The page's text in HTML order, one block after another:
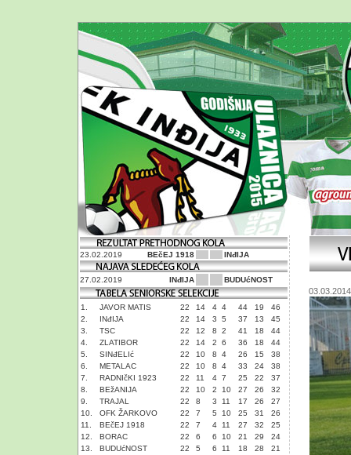
23.02.2019 BEčEJ 1918 INđIJA
27.02.2019 INđIJA BUDUćNOST
1. JAVOR MATIS 22 14 4 4 44 19
46
2.
INđIJA 22 14 3 5 37 13
45
3.
TSC 22 12 8 2 41 18
44
4.
ZLATIBOR 22 14 2 6 36 18
44
5.
SINđELIć 22 10 8 4 26 15
38
6.
METALAC 22 10 8 4 33 24
38
7.
RADNIčKI 1923 22 11 4 7 25 22
37
8.
BEžANIJA 22 10 2 10 27 26
32
9.
TRAJAL 22 8 3 11 17 26
27
10.
OFK ŽARKOVO 22 7 5 10 25 31
26
11.
BEčEJ 1918 22 7 4 11 27 32
25
12.
BORAC 22 6 6 10 21 29
24
13.
BUDUćNOST 22 5 6 11 18 28
21
03.03.2014